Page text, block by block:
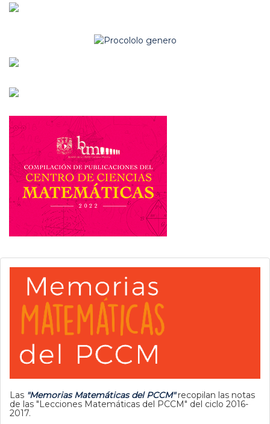
Las "Memorias Matemáticas del PCCM"recopilan las notas
de las "Lecciones Matemáticas del PCCM" del ciclo 2016-
2017.